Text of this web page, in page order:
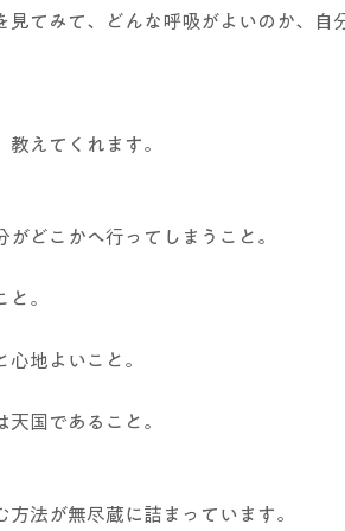
見てみて、どんな呼吸がよいのか、自
えてくれます。
どこかへ行ってしまうこと。
。
地よいこと。
国であること。
法が無尽蔵に詰まっています。